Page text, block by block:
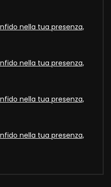
nella tua presenza,
nella tua presenza,
nella tua presenza,
nella tua presenza,